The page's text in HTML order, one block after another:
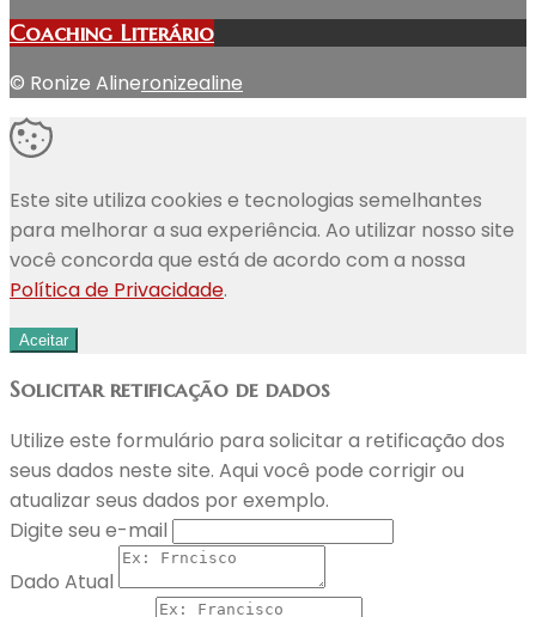
Coaching Literário
© Ronize Alineronizealine
Este site utiliza cookies e tecnologias semelhantes
para melhorar a sua experiência. Ao utilizar nosso site
você concorda que está de acordo com a nossa
Política de Privacidade.
Aceitar
Solicitar retificação de dados
Utilize este formulário para solicitar a retificação dos
seus dados neste site. Aqui você pode corrigir ou
atualizar seus dados por exemplo.
Digite seu e-mail
Dado Atual